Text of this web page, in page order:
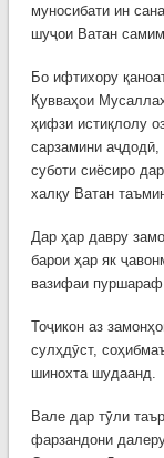
муносибати ин
шуҷои Ватан
Бо ифтихору
Қувваҳои
ҳифзи истиқлолу
сарзамини
суботи сиёсиро
халқу Ватан
Дар ҳар давру
барои ҳар як
вазифаи пуршараф
Тоҷикон аз
сулҳдӯст,
шинохта шудаанд.
Вале дар тӯли
фарзандони